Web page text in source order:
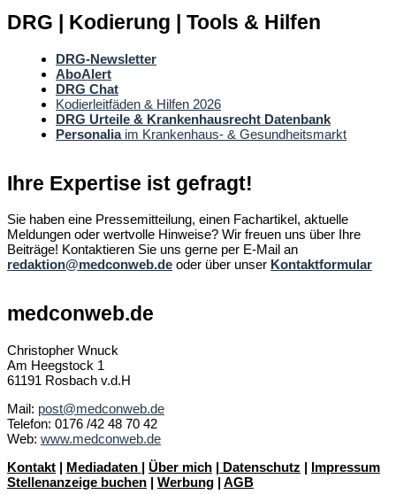
DRG | Kodierung | Tools & Hilfen
DRG-Newsletter
AboAlert
DRG Chat
Kodierleitfäden & Hilfen 2026
DRG Urteile & Krankenhausrecht Datenbank
Personaliaim Krankenhaus- & Gesundheitsmarkt
Ihre Expertise ist gefragt!
Sie haben eine Pressemitteilung, einen Fachartikel, aktuelle
Meldungen oder wertvolle Hinweise? Wir freuen uns über Ihre
Beiträge! Kontaktieren Sie uns gerne per E-Mail an
redaktion@medconweb.de oder über unser Kontaktformular
medconweb.de
Christopher Wnuck
Am Heegstock 1
61191 Rosbach v.d.H
Mail: post@medconweb.de
Telefon: 0176 /42 48 70 42
Web: www.medconweb.de
Kontakt | Mediadaten | Über mich | Datenschutz | Impressum
Stellenanzeige buchen | Werbung | AGB